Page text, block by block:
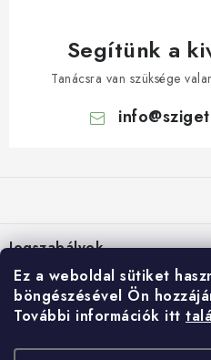
Ez a weboldal sütiket
böngészésével Ön
További információk itt
Segítünk a
Tanácsra van szüksége
info@
l
é Jogszabályok
Suti (cookie) szabalyzat
Személyes adatok feldolgozása
Általános Szerződési Feltételek
E-shop